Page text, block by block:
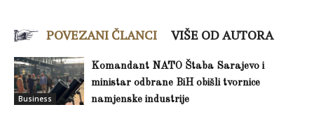
POVEZANI ČLANCI VIŠE OD AUTORA
Business
Komandant NATO Štaba Sarajevo i
ministar odbrane BiH obišli tvornice
namjenske industrije